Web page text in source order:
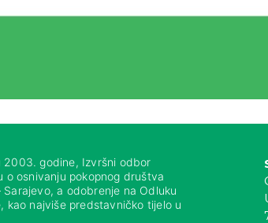
2003. godine, Izvršni odbor
o osnivanju pokopnog društva
a odobrenje na Odluku
kao najviše predstavničko tijelo u